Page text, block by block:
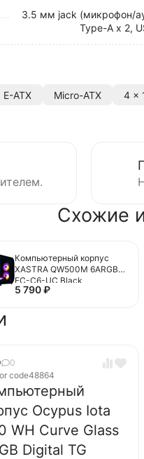
3.5 мм jack (микрофон/
Type-A x 2,
E-ATX Micro-ATX 4 x
Схожие
Компьютерный корпус
XASTRA QW500M 6ARGB-
FC-C6-UC Black
(QW500M-1FA36A-
5 790₽
0
code48864
Ocypus Iota
WH Curve Glass
Digital TG